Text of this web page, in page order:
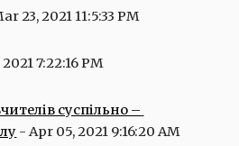
23, 2021 11:5:33 PM
7:22:16 PM
суспільно –
- Apr 05, 2021 9:16:20 AM